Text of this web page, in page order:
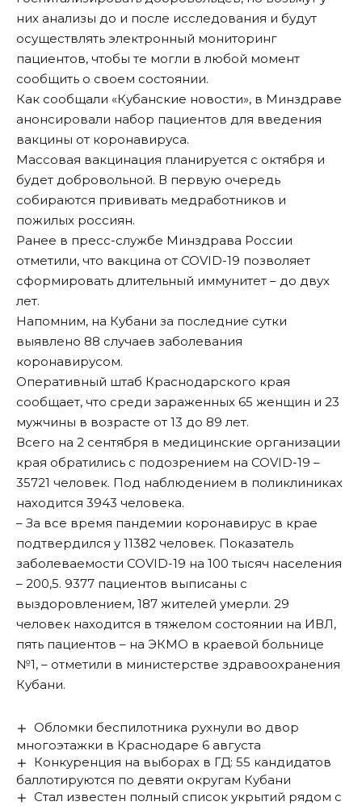
них анализы до и после исследования и будут
осуществлять электронный мониторинг
пациентов, чтобы те могли в любой момент
сообщить о своем состоянии.
Как сообщали «Кубанские новости», в Минздраве
анонсировали набор пациентов для введения
вакцины от коронавируса.
Массовая вакцинация планируется с октября и
будет добровольной. В первую очередь
собираются прививать медработников и
пожилых россиян.
Ранее в пресс-службе Минздрава России
отметили, что вакцина от COVID-19 позволяет
сформировать длительный иммунитет – до двух
лет.
Напомним, на Кубани за последние сутки
выявлено 88 случаев заболевания
коронавирусом.
Оперативный штаб Краснодарского края
сообщает, что среди зараженных 65 женщин и 23
мужчины в возрасте от 13 до 89 лет.
Всего на 2 сентября в медицинские организации
края обратились с подозрением на COVID-19 –
35721 человек. Под наблюдением в поликлиниках
находится 3943 человека.
– За все время пандемии коронавирус в крае
подтвердился у 11382 человек. Показатель
заболеваемости COVID-19 на 100 тысяч населения
– 200,5. 9377 пациентов выписаны с
выздоровлением, 187 жителей умерли. 29
человек находится в тяжелом состоянии на ИВЛ,
пять пациентов – на ЭКМО в краевой больнице
№1, – отметили в министерстве здравоохранения
Кубани.
Обломки беспилотника рухнули во двор
многоэтажки в Краснодаре 6 августа
Конкуренция на выборах в ГД: 55 кандидатов
баллотируются по девяти округам Кубани
Стал известен полный список укрытий рядом с